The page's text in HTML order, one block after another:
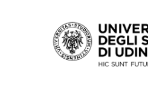
Passa al